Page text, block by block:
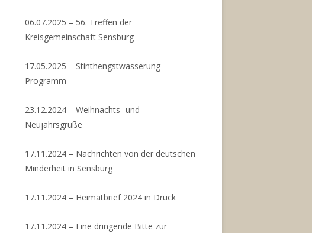
06.07.2025 – 56. Treffen der
Kreisgemeinschaft Sensburg
17.05.2025 – Stinthengstwasserung –
Programm
23.12.2024 – Weihnachts- und
Neujahrsgrüße
17.11.2024 – Nachrichten von der deutschen
Minderheit in Sensburg
17.11.2024 – Heimatbrief 2024 in Druck
17.11.2024 – Eine dringende Bitte zur